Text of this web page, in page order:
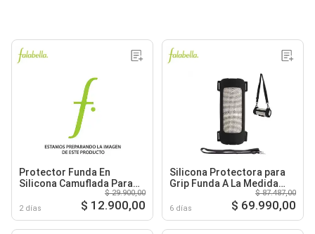
Protector Funda En
Silicona Camuflada Para
2 días
$ 29.900,00
$ 12.900,00
Silicona Protectora para
Grip Funda A La Medida
6 días
$ 87.487,00
$ 69.990,00